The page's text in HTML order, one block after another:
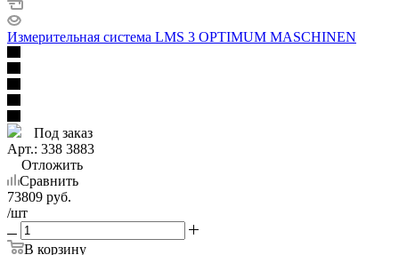
Измерительная система LMS 3 OPTIMUM MASCHINEN
Под заказ
Арт.: 338 3883
Отложить
Сравнить
73809 руб.
/шт
В корзину